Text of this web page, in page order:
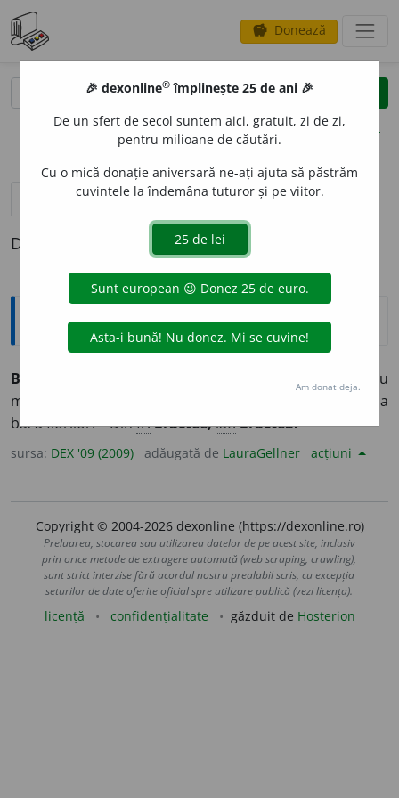
savings Donează
clear
opțiuni
definiții (1)
Definiția cu ID-ul 836878:
Explicative DEX
BRACT
Frunzișoară erbacee sau
membranoasă, verde sau divers colorată, care se află la
baza florilor. – Dinfr.bractée,lat.bractea.
sursa: DEX '09 (2009) adăugată de LauraGellner acțiuni
Copyright © 2004-2026 dexonline (https://dexonline.ro)
Preluarea, stocarea sau utilizarea datelor de pe acest site, inclusiv
prin orice metode de extragere automată (web scraping, crawling),
sunt strict interzise fără acordul nostru prealabil scris, cu excepția
seturilor de date oferite oficial spre utilizare publică (vezi licența).
licență confidențialitate găzduit de Hosterion
🎉 dexonline® împlinește 25 de ani 🎉
De un sfert de secol suntem aici, gratuit, zi de zi,
pentru milioane de căutări.
Cu o mică donație aniversară ne-ați ajuta să păstrăm
cuvintele la îndemâna tuturor și pe viitor.
Am donat deja.